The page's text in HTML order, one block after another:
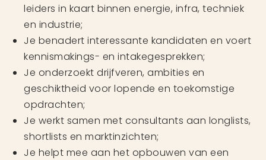
leiders in kaart binnen energie, infra, techniek
en industrie;
Je benadert interessante kandidaten en voert
kennismakings- en intakegesprekken;
Je onderzoekt drijfveren, ambities en
geschiktheid voor lopende en toekomstige
opdrachten;
Je werkt samen met consultants aan longlists,
shortlists en marktinzichten;
Je helpt mee aan het opbouwen van een